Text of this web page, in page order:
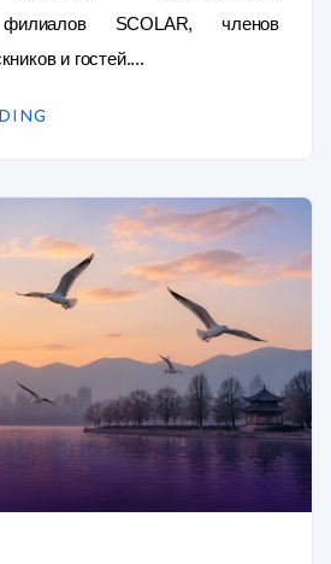
филиалов SCOLAR, членов
и гостей....